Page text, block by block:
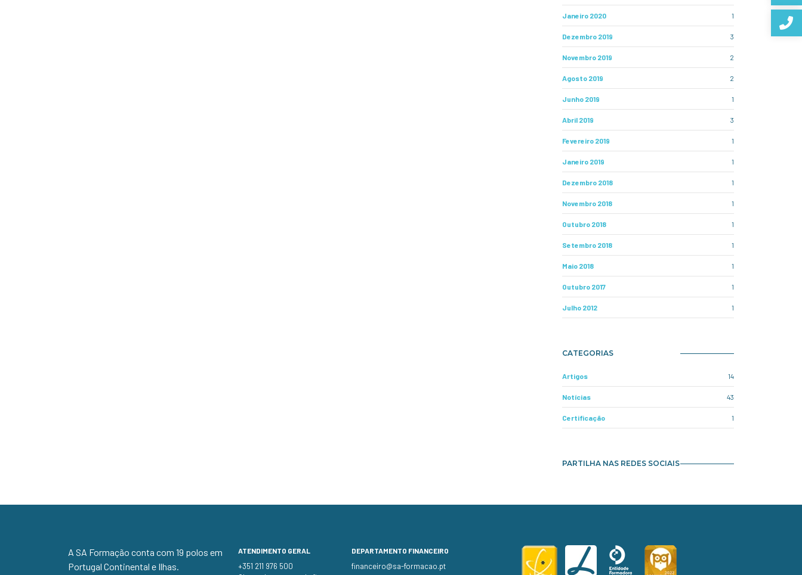
Janeiro 2020 1
Dezembro 2019 3
Novembro 2019 2
Agosto 2019 2
Junho 2019 1
Abril 2019 3
Fevereiro 2019 1
Janeiro 2019 1
Dezembro 2018 1
Novembro 2018 1
Outubro 2018 1
Setembro 2018 1
Maio 2018 1
Outubro 2017 1
Julho 2012 1
CATEGORIAS
Artigos 14
Notícias 43
Certificação 1
PARTILHA NAS REDES SOCIAIS
A SA Formação conta com 19 polos em
Portugal Continental e Ilhas.
ATENDIMENTO GERAL
+351 211 976 500
DEPARTAMENTO FINANCEIRO
financeiro@sa-formacao.pt